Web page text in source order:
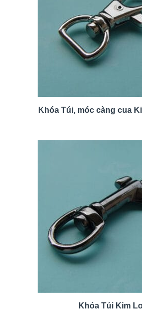
Khóa Túi, móc càng cua
Khóa Túi Kim